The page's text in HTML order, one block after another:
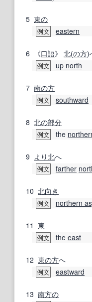
5 東の
例文 eastern
6 《口語》 北(の方)
例文 up north
7 南の方
例文 southward
8 北の部分
例文 the
9 より北へ
例文 farther
10 北向き
例文 northern
11 東
例文 the east
12 東の方へ
例文 eastward
13 南方の